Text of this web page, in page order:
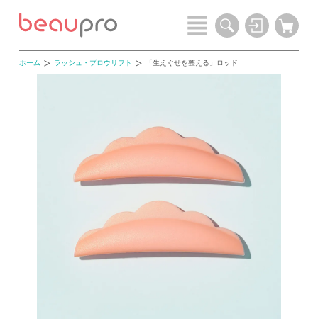
ホーム ラッシュ・ブロウリフト 「生えぐせを整える」ロッド